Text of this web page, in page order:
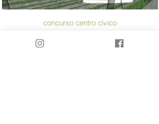
concurso centro civico